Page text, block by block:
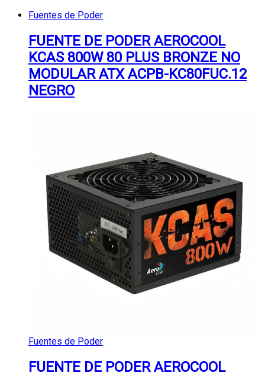
Fuentes de Poder
FUENTE DE PODER AEROCOOL
KCAS 800W 80 PLUS BRONZE NO
MODULAR ATX ACPB-KC80FUC.12
NEGRO
Fuentes de Poder
FUENTE DE PODER AEROCOOL